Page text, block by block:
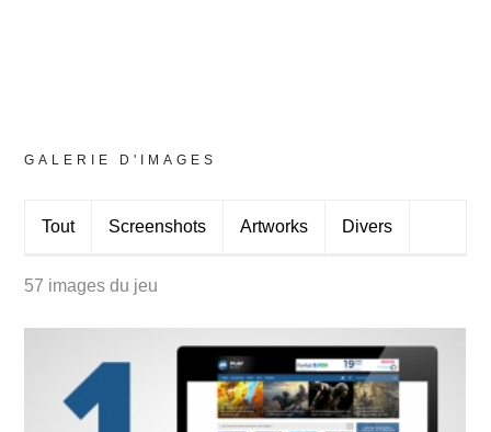
GALERIE D'IMAGES
Tout Screenshots Artworks Divers
57 images du jeu